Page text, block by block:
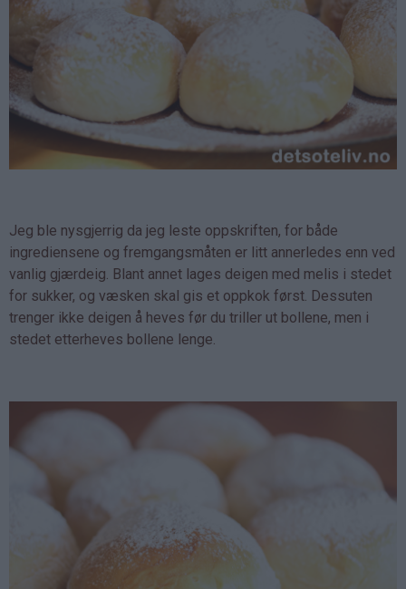
Jeg ble nysgjerrig da jeg leste oppskriften, for både
ingrediensene og fremgangsmåten er litt annerledes enn ved
vanlig gjærdeig. Blant annet lages deigen med melis i stedet
for sukker, og væsken skal gis et oppkok først. Dessuten
trenger ikke deigen å heves før du triller ut bollene, men i
stedet etterheves bollene lenge.